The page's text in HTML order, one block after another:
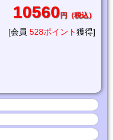
10560円（税込）
[会員 528ポイント獲得]